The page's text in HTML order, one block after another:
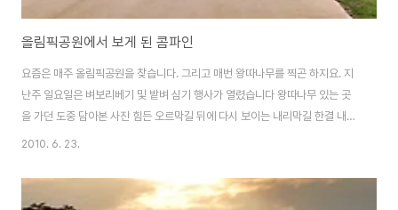
올림픽공원에서 보게 된 콤파인
요즘은 매주 올림픽공원을 찾습니다. 그리고 매번 왕따나무를 찍곤 하지요. 지
난주 일요일은 벼보리베기 및 밭벼 심기 행사가 열렸습니다 왕따나무 있는 곳
을 가던 도중 담아본 사진 힘든 오르막길 뒤에 다시 보이는 내리막길 한결 내려
가기가 편합니다. 올림픽공원 보리,밀밭을 가니 콤바인이 보이네요 시골에서는
서도 신기했습니다. 그리고 다시 밭에는 밭벼를 심고 있는 모습입니다. 전문가
의 손길이 느껴집니다. 완전무장하고 일하고 계신 아주머니~ 그리고 아이들도
2010. 6. 23.